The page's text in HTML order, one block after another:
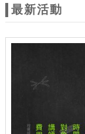
站
主
最新活動